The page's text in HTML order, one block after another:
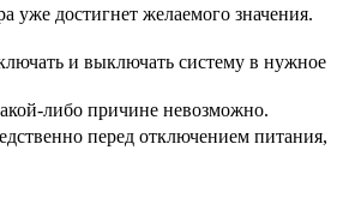
уже достигнет желаемого значения.
и выключать систему в нужное
либо причине невозможно.
перед отключением питания,